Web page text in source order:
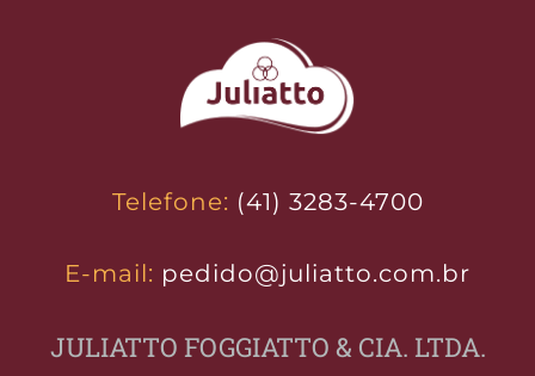
Telefone: (41) 3283-4700
E-mail: pedido@juliatto.com.br
JULIATTO FOGGIATTO & CIA. LTDA.